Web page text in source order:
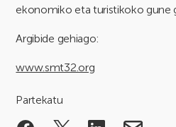
ekonomiko eta turistikoko gune
Argibide gehiago:
www.smt32.org
Partekatu